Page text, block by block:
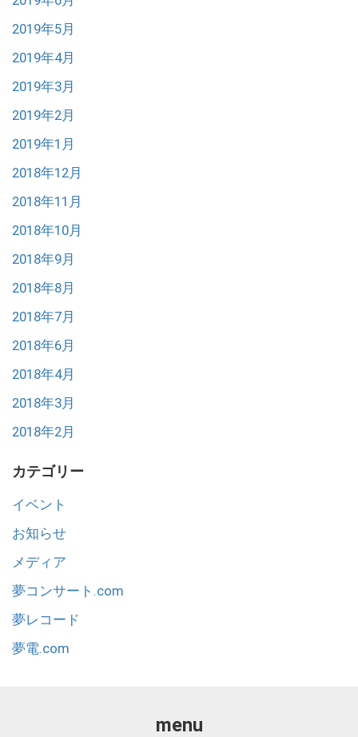
2019年5月
2019年4月
2019年3月
2019年2月
2019年1月
2018年12月
2018年11月
2018年10月
2018年9月
2018年8月
2018年7月
2018年6月
2018年4月
2018年3月
2018年2月
カテゴリー
イベント
お知らせ
メディア
夢コンサート.com
夢レコード
夢電.com
menu